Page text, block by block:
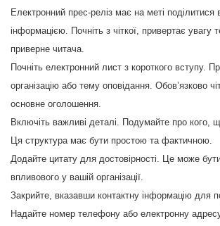
Електронний прес-реліз має на меті
інформацією. Почніть з чіткої, привертає увагу
приверне читача.
Почніть електронний лист з короткого вступу.
організацію або тему оповідання. Обов’язково
основне оголошення.
Включіть важливі деталі. Подумайте про кого,
Ця структура має бути простою та фактичною.
Додайте цитату для достовірності. Це може
впливового у вашій організації.
Закрийте, вказавши контактну інформацію для
Надайте номер телефону або електронну